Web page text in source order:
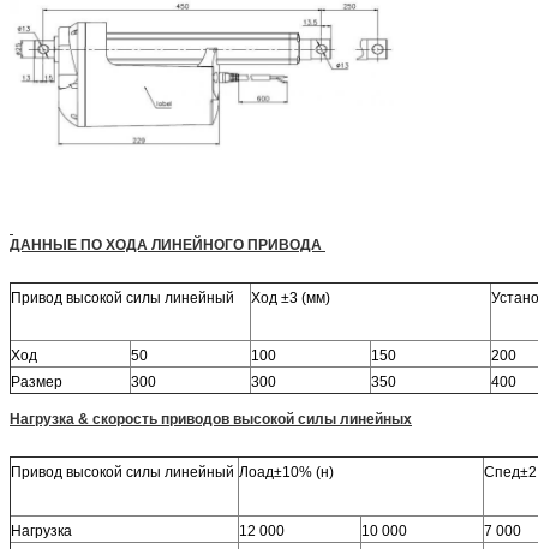
ДАННЫЕ ПО ХОДА ЛИНЕЙНОГО ПРИВОДА
Привод высокой силы линейный Ход ±3 (мм)
Ход 50 100 150
200
Размер
300 300 350 400
Нагрузка & скорость приводов высокой силы линейных
Привод высокой силы линейный Лоад±10% (н)
Нагрузка 12 000 10 000
7 000